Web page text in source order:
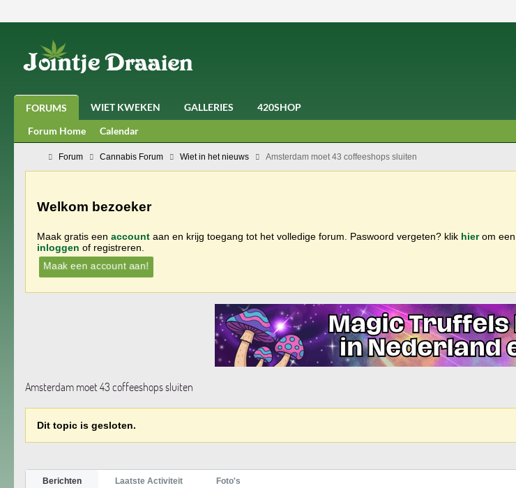
FORUMS WIET KWEKEN GALLERIES
420SHOP
Forum Home
Calendar
Forum Cannabis Forum Wiet in het nieuws Amsterdam moet 43 coffeeshops sluiten
Welkom bezoeker
Maak gratis een account aan en krijg toegang tot het volledige forum. Paswoord vergeten? klik hierom een
inloggen of registreren.
Maak een account aan!
Amsterdam moet 43 coffeeshops sluiten
Dit topic is gesloten.
Berichten Laatste Activiteit Foto's